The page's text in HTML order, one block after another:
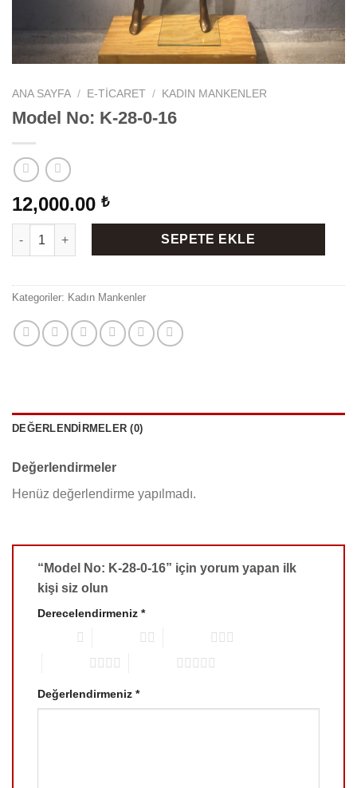
ANA SAYFA / E-TICARET / KADIN MANKENLER
Model No: K-28-0-16
12,000.00 ₺
Model No: K-28-0-16 adet
SEPETE EKLE
Kategoriler: Kadın Mankenler
DEĞERLENDIRMELER (0)
Değerlendirmeler
Henüz değerlendirme yapılmadı.
“Model No: K-28-0-16” için yorum yapan ilk
kişi siz olun
Derecelendirmeniz *
Değerlendirmeniz *